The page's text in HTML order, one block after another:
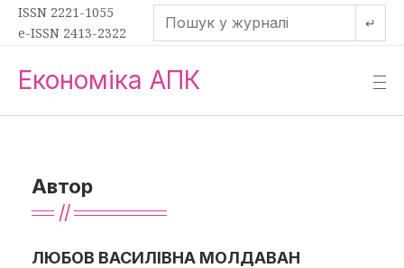
ISSN 2221-1055
e-ISSN 2413-2322
↵
Економіка АПК —
—
—
Автор
ЛЮБОВ ВАСИЛІВНА МОЛДАВАН